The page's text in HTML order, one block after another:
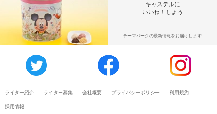
キャステルに
いいね！しよう
テーマパークの最新情報をお届けします!
ライター紹介 ライター募集 会社概要 プライバシーポリシー 利用規約
採用情報